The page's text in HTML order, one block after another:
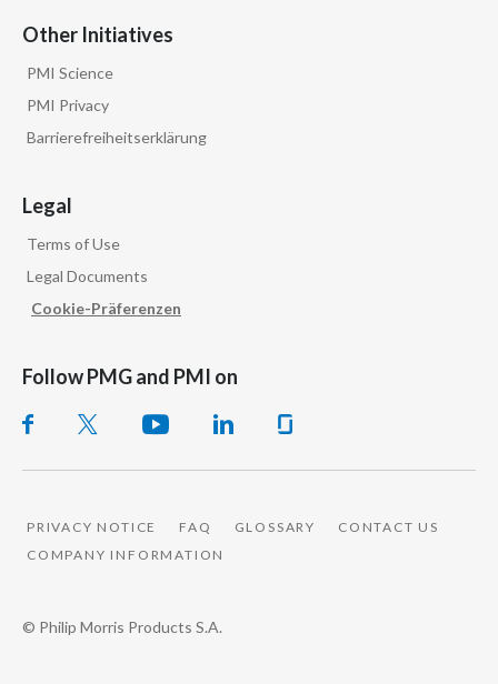
Other Initiatives
PMI Science
PMI Privacy
Barrierefreiheitserklärung
Legal
Terms of Use
Legal Documents
Cookie-Präferenzen
Follow PMG and PMI on
PRIVACY NOTICE FAQ GLOSSARY
CONTACT US
COMPANY INFORMATION
© Philip Morris Products S.A.